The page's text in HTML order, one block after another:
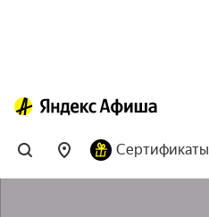
Сертификаты